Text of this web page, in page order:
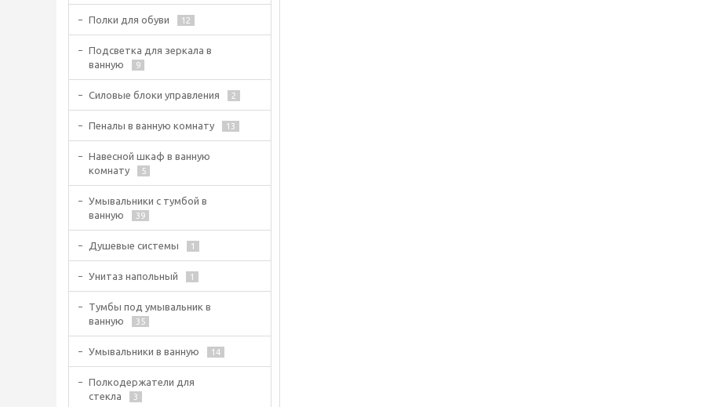
Полки для обуви 12
Подсветка для зеркала в
ванную
9
Силовые блоки управления 2
Пеналы в ванную комнату 13
Навесной шкаф в ванную
комнату
5
Умывальники с тумбой в
ванную
39
Душевые системы 1
Унитаз напольный 1
Тумбы под умывальник в
ванную
35
Умывальники в ванную 14
Полкодержатели для
стекла
3